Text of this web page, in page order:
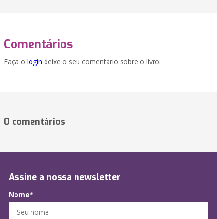
Comentários
Faça o login deixe o seu comentário sobre o livro.
0 comentários
Assine a nossa newsletter
Nome*